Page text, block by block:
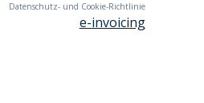
Datenschutz- und Cookie-Richtlinie
e-invoicing